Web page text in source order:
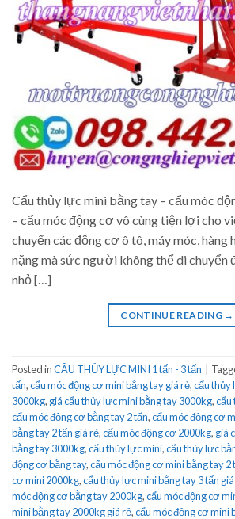
Cẩu thủy lực mini bằng tay – cẩu móc
– cẩu móc động cơ vô cùng tiện lợi cho
chuyển các động cơ ô tô, máy móc,
nặng mà sức người không thể di
nhỏ […]
CONTINUE READING →
Posted inCẨU THỦY LỰC MINI 1 tấn - 3 tấn
tấn,cẩu móc động cơ mini bằng tay giá rẻ,cẩu thủy
3000kg, giá cẩu thủy lực mini bằng tay 3000kg,cẩu
cẩu móc động cơ bằng tay 2 tấn,cẩu móc động cơ
bằng tay 2 tấn giá rẻ,cẩu móc động cơ 2000kg, giá
bằng tay 3000kg,cẩu thủy lực mini,cẩu thủy lực
động cơ bằng tay,cẩu móc động cơ mini bằng tay 2
cơ mini 2000kg,cẩu thủy lực mini bằng tay 3 tấn
móc động cơ bằng tay 2000kg,cẩu móc động cơ
mini bằng tay 2000kg giá rẻ,cẩu móc động cơ mini